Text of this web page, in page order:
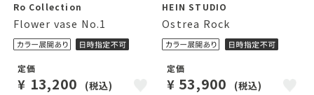
Ro Collection
Flower vase No.1
定価
¥ 13,200 (税込)
HEIN STUDIO
Ostrea Rock
定価
¥ 53,900 (税込)